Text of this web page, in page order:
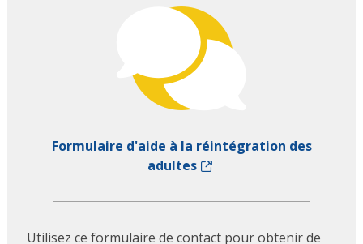
Formulaire d'aide à la réintégration des
adultes
Utilisez ce formulaire de contact pour obtenir de